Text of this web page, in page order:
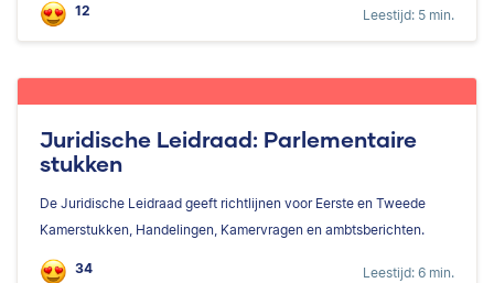
12 Leestijd: 5 min.
Juridische Leidraad: Parlementaire
stukken
De Juridische Leidraad geeft richtlijnen voor Eerste en Tweede
Kamerstukken, Handelingen, Kamervragen en ambtsberichten.
34 Leestijd: 6 min.